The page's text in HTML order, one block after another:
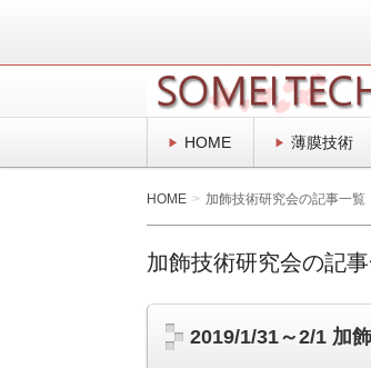
SOMEITEC
表面プロセスの技術士事務
HOME 薄膜技術
HOME 加飾技術研究会の記事一覧
加飾技術研究会の記
2019/1/31～2/1 加